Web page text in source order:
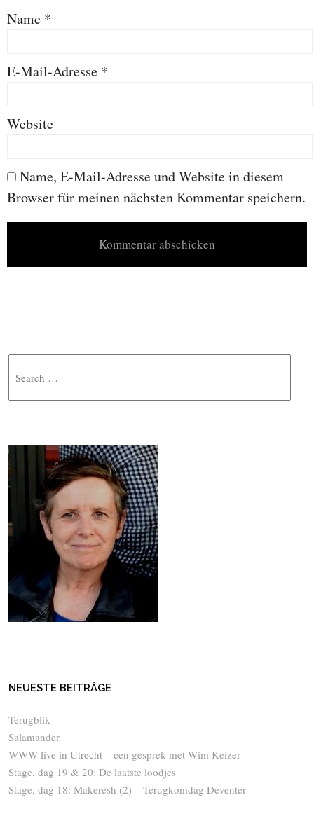
Name *
E-Mail-Adresse *
Website
Name, E-Mail-Adresse und Website in diesem
Browser für meinen nächsten Kommentar speichern.
NEUESTE BEITRÄGE
Terugblik
Salamander
WWW live in Utrecht – een gesprek met Wim Keizer
Stage, dag 19 & 20: De laatste loodjes
Stage, dag 18: Makeresh (2) – Terugkomdag Deventer